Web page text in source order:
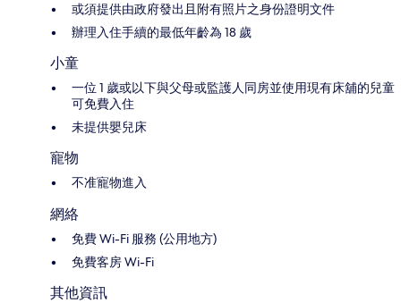
或須提供由政府發出且附有照片之身份證明文件
辦理入住手續的最低年齡為 18 歲
小童
一位 1 歲或以下與父母或監護人同房並使用現有床舖的兒童
可免費入住
未提供嬰兒床
寵物
不准寵物進入
網絡
免費 Wi-Fi 服務 (公用地方)
免費客房 Wi-Fi
其他資訊